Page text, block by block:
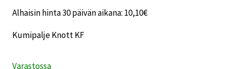
Alhaisin hinta 30 päivän aikana: 10,10€
Kumipalje Knott KF
Varastossa